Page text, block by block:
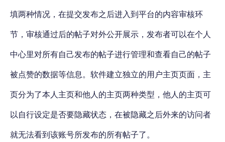
填两种情况，在提交发布之后进入到平台的内容审核环
节，审核通过后的帖子对外公开展示，发布者可以在个人
中心里对所有自己发布的帖子进行管理和查看自己的帖子
被点赞的数据等信息。软件建立独立的用户主页页面，主
页分为了本人主页和他人的主页两种类型，他人的主页可
以自行设定是否要隐藏状态，在被隐藏之后外来的访问者
就无法看到该账号所发布的所有帖子了。